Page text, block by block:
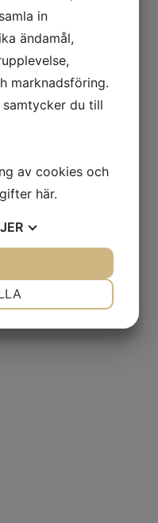
liggande
in
ändamål,
marknadsföring.
du till
av cookies och
här.